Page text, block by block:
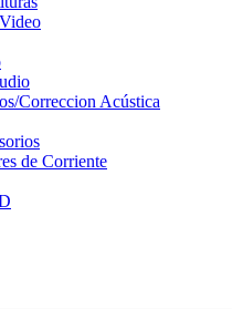
Correccion Acústica
de Corriente